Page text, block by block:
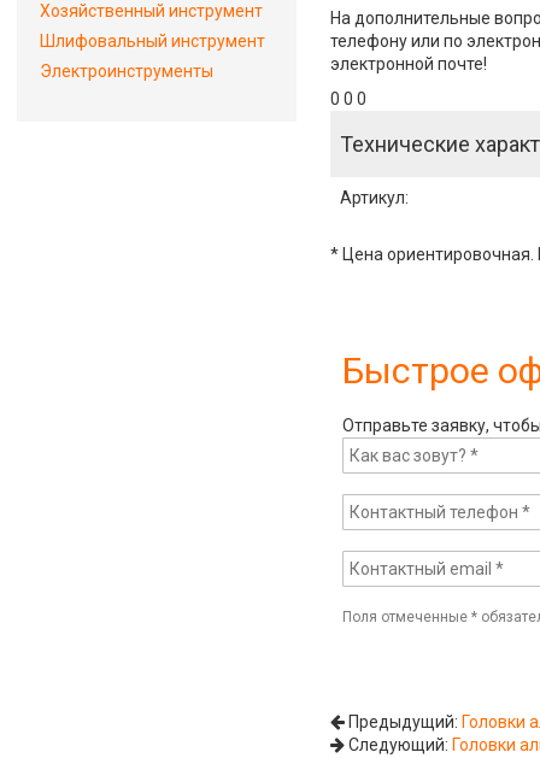
На дополнительные
телефону или по
электронной почте!
0 0 0
Технические
Артикул:
* Цена ориентировочная.
Быстрое
Отправьте заявку,
Поля отмеченные*
Предыдущий: Головки
Следующий: Головки
Хозяйственный инструмент
Шлифовальный инструмент
Электроинструменты